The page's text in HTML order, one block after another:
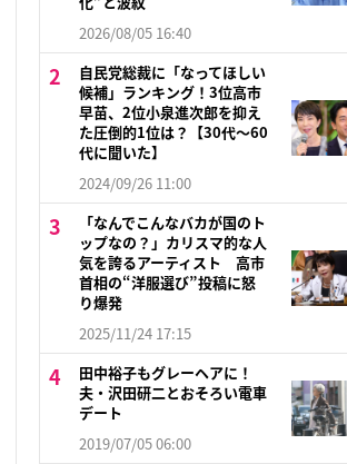
2026/08/05 16:40
自民党総裁に「なってほしい
候補」ランキング！3位高市
早苗、2位小泉進次郎を抑え
た圧倒的1位は？【30代〜60
代に聞いた】
2024/09/26 11:00
「なんでこんなバカが国のト
ップなの？」カリスマ的な人
気を誇るアーティスト 高市
首相の“洋服選び”投稿に怒
り爆発
2025/11/24 17:15
田中裕子もグレーヘアに！
夫・沢田研二とおそろい電車
デート
2019/07/05 06:00